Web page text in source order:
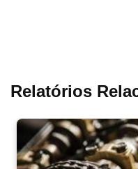
Relatórios